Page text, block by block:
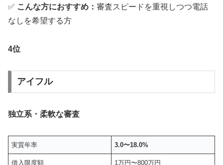
✅ こんな方におすすめ： 審査スピードを重視しつつ電話
なしを希望する方
4位
アイフル
独立系・柔軟な審査
実質年率 3.0〜18.0%
借入限度額 1万円〜800万円